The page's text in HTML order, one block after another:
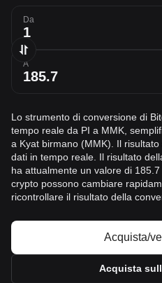
Da
A
Lo strumento di conversione di
tempo reale da PI a MMK,
a Kyat birmano (MMK). Il
dati in tempo reale. Il risultato
ha attualmente un valore di
crypto possono cambiare
ricontrollare il risultato della
Acquista/
Acquista